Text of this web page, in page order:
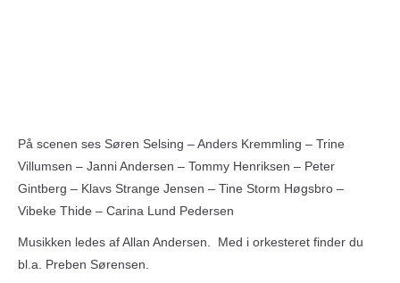
På scenen ses Søren Selsing – Anders Kremmling – Trine
Villumsen – Janni Andersen – Tommy Henriksen – Peter
Gintberg – Klavs Strange Jensen – Tine Storm Høgsbro –
Vibeke Thide – Carina Lund Pedersen
Musikken ledes af Allan Andersen. Med i orkesteret finder du
bl.a. Preben Sørensen.